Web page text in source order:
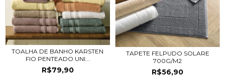
TOALHA DE BANHO KARSTEN
FIO PENTEADO UNI...
R$79,90
TAPETE FELPUDO SOLARE
700G/M2
R$56,90